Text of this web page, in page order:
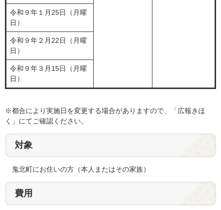
令和９年１月25日（月曜
日）
令和９年２月22日（月曜
日）
令和９年３月15日（月曜
日）
※都合により実施日を変更する場合がありますので、「広報きほ
く」にてご確認ください。
対象
鬼北町にお住いの方（本人またはその家族）
費用